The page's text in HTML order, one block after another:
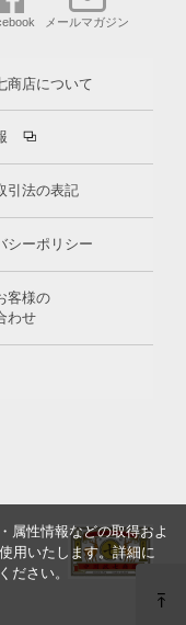
メールマガジン
商店について
引法の表記
シーポリシー
客様の
わせ
属性情報などの取得およ
用いたします。詳細に
ださい。